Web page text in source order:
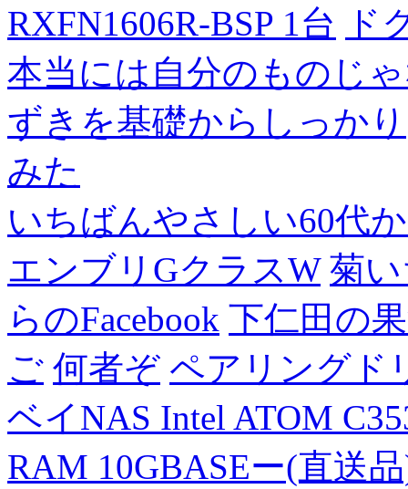
RXFN1606R-BSP 1台
ド
本当には自分のものじ
ずきを基礎からしっかり
みた
いちばんやさしい60代
エンブリGクラスW 菊
らのFacebook 下仁田の
ご 何者ぞ ペアリングド
ベイNAS Intel ATOM
RAM 10GBASEー(直送